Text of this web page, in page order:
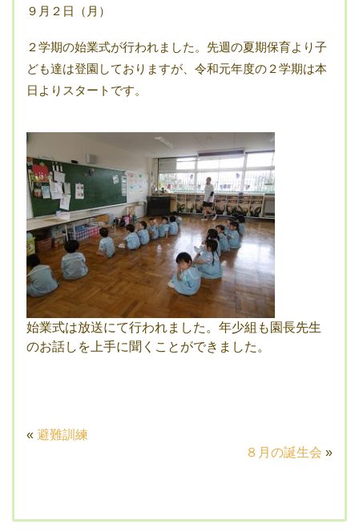
９月２日（月）
２学期の始業式が行われました。先週の夏期保育より子
ども達は登園しておりますが、令和元年度の２学期は本
日よりスタートです。
始業式は放送にて行われました。年少組も園長先生
のお話しを上手に聞くことができました。
« 避難訓練
８月の誕生会 »